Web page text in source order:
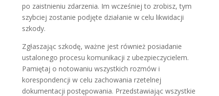
po zaistnieniu zdarzenia. Im wcześniej to zrobisz, tym
szybciej zostanie podjęte działanie w celu likwidacji
szkody.
Zgłaszając szkodę, ważne jest również posiadanie
ustalonego procesu komunikacji z ubezpieczycielem.
Pamiętaj o notowaniu wszystkich rozmów i
korespondencji w celu zachowania rzetelnej
dokumentacji postępowania. Przedstawiając wszystkie